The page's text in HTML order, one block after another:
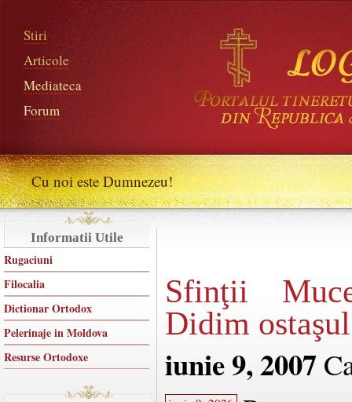
Stiri
Articole
Mediateca
Forum
Cu noi este Dumnezeu!
Informatii Utile
Rugaciuni
Filocalia
Dictionar Ortodox
Pelerinaje in Moldova
Resurse Ortodoxe
Sfinţii
Didim ostaşul
iunie 9, 2007